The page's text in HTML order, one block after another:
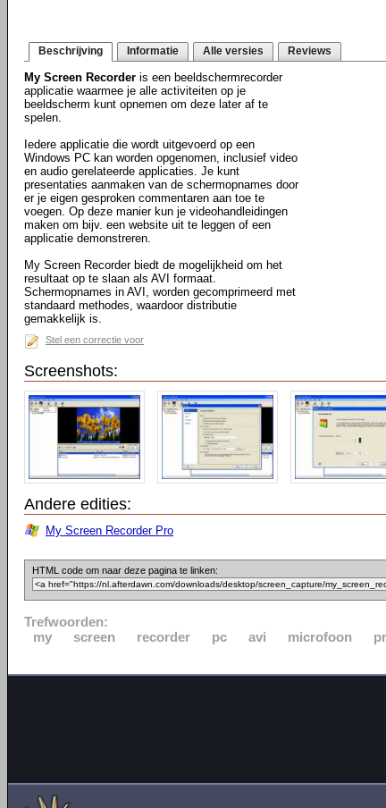
Beschrijving Informatie Alle versies Reviews
My Screen Recorder is een beeldschermrecorder
applicatie waarmee je alle activiteiten op je
beeldscherm kunt opnemen om deze later af te
spelen.
Iedere applicatie die wordt uitgevoerd op een
Windows PC kan worden opgenomen, inclusief video
en audio gerelateerde applicaties. Je kunt
presentaties aanmaken van de schermopnames door
er je eigen gesproken commentaren aan toe te
voegen. Op deze manier kun je videohandleidingen
maken om bijv. een website uit te leggen of een
applicatie demonstreren.
My Screen Recorder biedt de mogelijkheid om het
resultaat op te slaan als AVI formaat.
Schermopnames in AVI, worden gecomprimeerd met
standaard methodes, waardoor distributie
gemakkelijk is.
Stel een correctie voor
Screenshots:
Andere edities:
My Screen Recorder Pro
HTML code om naar deze pagina te linken:
Trefwoorden:
my
screen recorder pc avi microfoon